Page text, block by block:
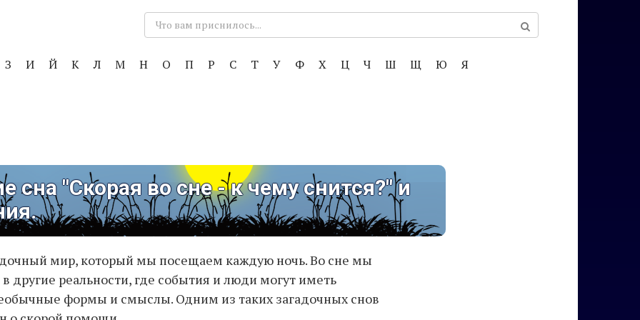
Поиск:
З И Й К Л М Н О П Р С Т У Ф Х Ц Ч Ш Щ Ю Я
сна "Скорая во сне - к чему снится?" и
мир, который мы посещаем каждую ночь. Во сне мы
другие реальности, где события и люди могут иметь
формы и смыслы. Одним из таких загадочных снов